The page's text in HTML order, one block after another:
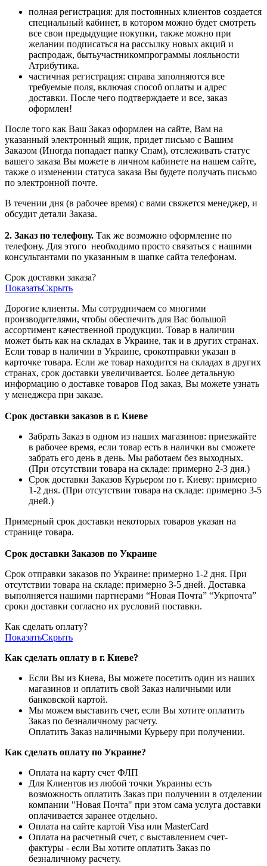
полная регистрация: для постоянных клиентов создается
специальный кабинет, в котором можно будет смотреть
все свои предыдущие покупки, также можно при
желании подписаться на рассылку новых акций и
распродаж, бытьучастникомпрограммы лояльности
Атрибутика.
частичная регистрация: справа заполняются все
требуемые поля, включая способ оплаты и адрес
доставки. После чего подтверждаете и все, заказ
оформлен!
После того как Ваш Заказ оформлен на сайте, Вам на
указанный электронный ящик, придет письмо с Вашим
Заказом (Иногда попадает папку Спам), отслеживать статус
вашего заказа Вы можете в личном кабинете на нашем сайте,
также о изменении статуса заказа Вы будете получать письмо
по электронной почте.
В течении дня (в рабочее время) с вами свяжется менеджер, и
обсудит детали Заказа.
2. Заказ по телефону. Так же возможно оформление по
телефону. Для этого необходимо просто связаться с нашими
консультантами по указанным в шапке сайта телефонам.
Срок доставки заказа?
ПоказатьСкрыть
Дорогие клиенты. Мы сотрудничаем со многими
производителями, чтобы обеспечить для Вас большой
ассортимент качественной продукции. Товар в наличии
может быть как на складах в Украине, так и в других странах.
Если товар в наличии в Украине, срокотправки указан в
карточке товара. Если же товар находится на складах в других
странах, срок доставки увеличивается. Более детальную
информацию о доставке товаров Под заказ, Вы можете узнать
у менеджера при заказе.
Срок доставки заказов в г. Киеве
Забрать Заказ в одном из наших магазинов: приезжайте
в рабочее время, если товар есть в налички вы сможете
забрать его день в день. Мы работаем без выходных.
(При отсутствии товара на складе: примерно 2-3 дня.)
Срок доставки Заказов Курьером по г. Киеву: примерно
1-2 дня. (При отсутствии товара на складе: примерно 3-5
дней.)
Примерный срок доставки некоторых товаров указан на
странице товара.
Срок доставки Заказов по Украине
Срок отправки заказов по Украине: примерно 1-2 дня. При
отсутствии товара на складе: примерно 3-5 дней. Доставка
выполняется нашими партнерами “Новая Почта” “Укрпочта”
сроки доставки согласно их русловий поставки.
Как сделать оплату?
ПоказатьСкрыть
Как сделать оплату в г. Киеве?
Если Вы из Киева, Вы можете посетить один из наших
магазинов и оплатить свой Заказ наличными или
банковской картой.
Мы можем выставить счет, если Вы хотите оплатить
Заказ по безналичному расчету.
Оплатить Заказ наличными Курьеру при получении.
Как сделать оплату по Украине?
Оплата на карту счет ФЛП
Для Клиентов из любой точки Украины есть
возможность оплатить Заказ при получении в отделении
компании "Новая Почта" при этом сама услуга доставки
оплачивается заранее отдельно.
Оплата на сайте картой Visa или MasterCard
Оплата на расчетный счет, с выставлением счет-
фактуры - если Вы хотите оплатить Заказ по
безналичному расчету.